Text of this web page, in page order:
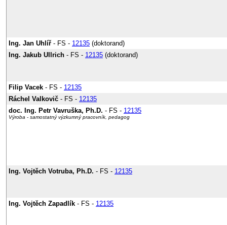
Ing. Jan Uhlíř - FS - 12135 (doktorand)
Ing. Jakub Ullrich - FS - 12135 (doktorand)
Filip Vacek - FS - 12135
Ráchel Valkovič - FS - 12135
doc. Ing. Petr Vavruška, Ph.D. - FS - 12135
Výroba - samostatný výzkumný pracovník, pedagog
Ing. Vojtěch Votruba, Ph.D. - FS - 12135
Ing. Vojtěch Zapadlík - FS - 12135